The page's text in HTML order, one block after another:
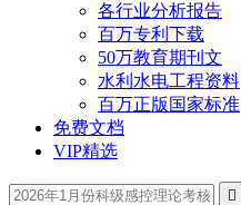
各行业分析报告
百万专利下载
50万教育期刊文
水利水电工程资料
百万正版国家标准
免费文档
VIP精选
